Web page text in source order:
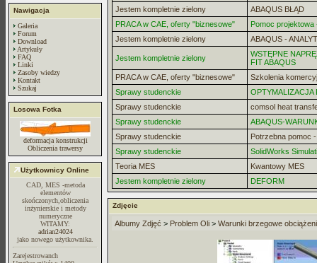
Nawigacja
Galeria
Forum
Download
Artykuły
FAQ
Linki
Zasoby wiedzy
Kontakt
Szukaj
Losowa Fotka
deformacja konstrukcji
Obliczenia trawersy
Użytkownicy Online
CAD, MES -metoda
elementów
skończonych,obliczenia
inżynierskie i metody
numeryczne
WITAMY:
adrian24024
jako nowego użytkownika.
Zarejestrowanch
Jestem kompletnie zielony
ABAQUS BŁĄD
PRACA w CAE, oferty "biznesowe"
Pomoc projektowa
Jestem kompletnie zielony
ABAQUS -
Jestem kompletnie zielony
WSTĘPNE
FIT ABAQUS
PRACA w CAE, oferty "biznesowe"
Szkolenia
Sprawy studenckie
OPTYMALIZACJA
Sprawy studenckie
comsol heat
Sprawy studenckie
ABAQUS-
Sprawy studenckie
Potrzebna pomoc
Sprawy studenckie
SolidWorks
Teoria MES
Kwantowy MES
Jestem kompletnie zielony
DEFORM
Zdjęcie
Albumy Zdjęć > Problem Oli > Warunki brzegowe